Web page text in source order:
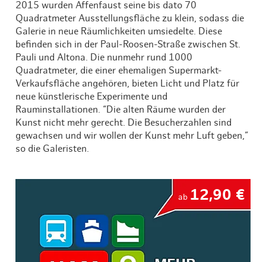
2015 wurden Affenfaust seine bis dato 70
Quadratmeter Ausstellungsfläche zu klein, sodass die
Galerie in neue Räumlichkeiten umsiedelte. Diese
befinden sich in der Paul-Roosen-Straße zwischen St.
Pauli und Altona. Die nunmehr rund 1000
Quadratmeter, die einer ehemaligen Supermarkt-
Verkaufsfläche angehören, bieten Licht und Platz für
neue künstlerische Experimente und
Rauminstallationen. “Die alten Räume wurden der
Kunst nicht mehr gerecht. Die Besucherzahlen sind
gewachsen und wir wollen der Kunst mehr Luft geben,”
so die Galeristen.
ab 12,90 €